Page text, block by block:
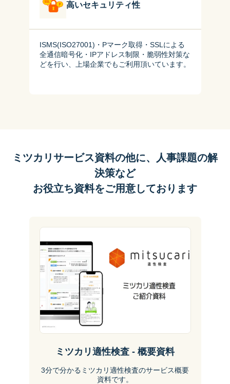
高いセキュリティ性
ISMS(ISO27001)・Pマーク取得・SSLによる
全通信暗号化・IPアドレス制限・脆弱性対策な
どを行い、上場企業でもご利用頂いています。
ミツカリサービス資料の他に、人事課題の解
決策など
お役立ち資料をご用意しております
ミツカリ適性検査 - 概要資料
3分で分かるミツカリ適性検査のサービス概要
資料です。